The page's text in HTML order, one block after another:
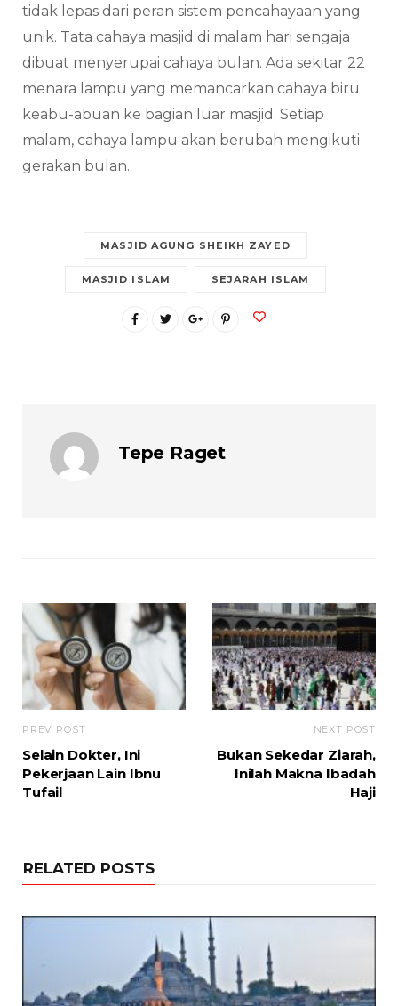
tidak lepas dari peran sistem pencahayaan yang
unik. Tata cahaya masjid di malam hari sengaja
dibuat menyerupai cahaya bulan. Ada sekitar 22
menara lampu yang memancarkan cahaya biru
keabu-abuan ke bagian luar masjid. Setiap
malam, cahaya lampu akan berubah mengikuti
gerakan bulan.
MASJID AGUNG SHEIKH ZAYED
MASJID ISLAM SEJARAH ISLAM
Tepe Raget
PREV POST
Selain Dokter, Ini
Pekerjaan Lain Ibnu
Tufail
NEXT POST
Bukan Sekedar Ziarah,
Inilah Makna Ibadah
Haji
RELATED POSTS